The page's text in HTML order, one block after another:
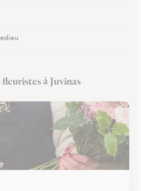
sur-Rhôneà Juvinas